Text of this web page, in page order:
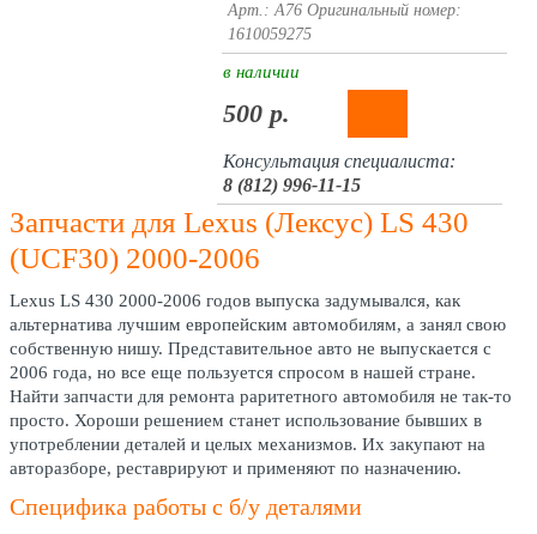
Арт.: A76 Оригинальный номер:
1610059275
в наличии
500 р.
Консультация специалиста:
8 (812) 996-11-15
Запчасти для Lexus (Лексус) LS 430
(UCF30) 2000-2006
Lexus LS 430 2000-2006 годов выпуска задумывался, как
альтернатива лучшим европейским автомобилям, а занял свою
собственную нишу. Представительное авто не выпускается с
2006 года, но все еще пользуется спросом в нашей стране.
Найти запчасти для ремонта раритетного автомобиля не так-то
просто. Хороши решением станет использование бывших в
употреблении деталей и целых механизмов. Их закупают на
авторазборе, реставрируют и применяют по назначению.
Специфика работы с б/у деталями